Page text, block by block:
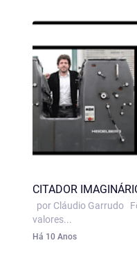
CITADOR
por Cláudio Garrudo
valores...
Há 10 Anos